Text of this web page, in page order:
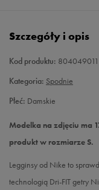
Szczegóły i opis
Kod produktu: 804049011
Kategoria: Spodnie
Płeć: Damskie
Modelka na zdjęciu ma
produkt w rozmiarze S.
Legginsy od Nike to
technologią Dri-FIT getry